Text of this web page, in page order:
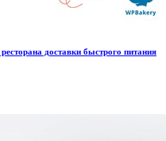
доставки быстрого питания